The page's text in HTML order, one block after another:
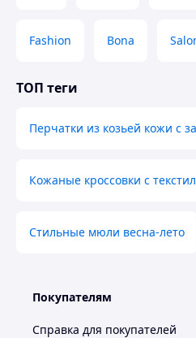
Fashion Bona
ТОП теги
Перчатки из козьей кожи с
Кожаные кроссовки с
Стильные мюли весна-лето
Покупателям
Справка для покупателей